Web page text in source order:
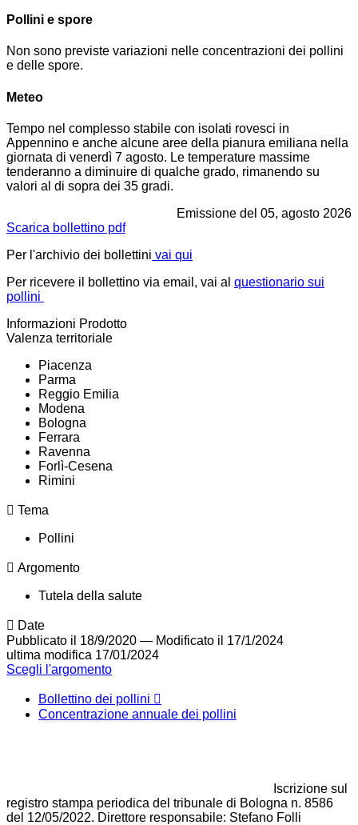
Pollini e spore
Non sono previste variazioni nelle concentrazioni dei pollini
e delle spore.
Meteo
Tempo nel complesso stabile con isolati rovesci in
Appennino e anche alcune aree della pianura emiliana nella
giornata di venerdì 7 agosto. Le temperature massime
tenderanno a diminuire di qualche grado, rimanendo su
valori al di sopra dei 35 gradi.
Emissione del 05, agosto 2026
Scarica bollettino pdf
Per l'archivio dei bollettini vai qui
Per ricevere il bollettino via email, vai al questionario sui
pollini
Informazioni Prodotto
Valenza territoriale
Piacenza
Parma
Reggio Emilia
Modena
Bologna
Ferrara
Ravenna
Forlì-Cesena
Rimini
Tema
Pollini
Argomento
Tutela della salute
Date
Pubblicato il 18/9/2020 — Modificato il 17/1/2024
ultima modifica 17/01/2024
Scegli l'argomento
Bollettino dei pollini
Concentrazione annuale dei pollini
Iscrizione sul
registro stampa periodica del tribunale di Bologna n. 8586
del 12/05/2022. Direttore responsabile: Stefano Folli